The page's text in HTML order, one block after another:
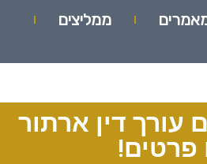
ממליצים
עורך דין ארתור
פרטים!